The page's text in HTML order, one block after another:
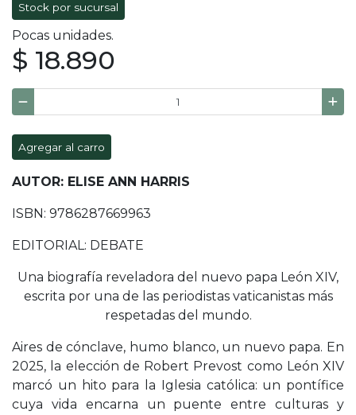
Stock por sucursal
Pocas unidades.
$ 18.890
Agregar al carro
AUTOR: ELISE ANN HARRIS
ISBN: 9786287669963
EDITORIAL: DEBATE
Una biografía reveladora del nuevo papa León XIV,
escrita por una de las periodistas vaticanistas más
respetadas del mundo.
Aires de cónclave, humo blanco, un nuevo papa. En
2025, la elección de Robert Prevost como León XIV
marcó un hito para la Iglesia católica: un pontífice
cuya vida encarna un puente entre culturas y